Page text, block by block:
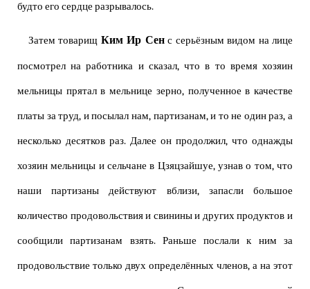
будто его сердце разрывалось.
Затем товарищ Ким Ир Сенс серьёзным видом на лице
посмотрел на работника и сказал, что в то время хозяин
мельницы прятал в мельнице зерно, полученное в качестве
платы за труд, и посылал нам, партизанам, и то не один раз, а
несколько десятков раз. Далее он продолжил, что однажды
хозяин мельницы и сельчане в Цзяцзайшуе, узнав о том, что
наши партизаны действуют вблизи, запасли большое
количество продовольствия и свинины и других продуктов и
сообщили партизанам взять. Раньше послали к ним за
продовольствие только двух определённых членов, а на этот